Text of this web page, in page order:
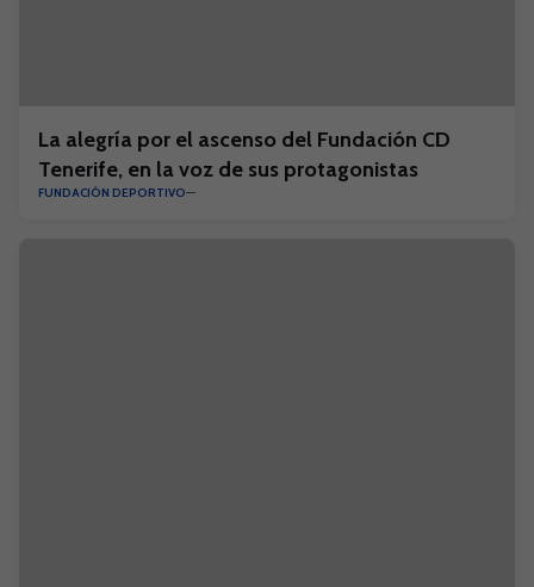
La alegría por el ascenso del Fundación CD
Tenerife, en la voz de sus protagonistas
FUNDACIÓN DEPORTIVO